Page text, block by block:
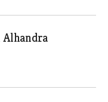
Alhandra